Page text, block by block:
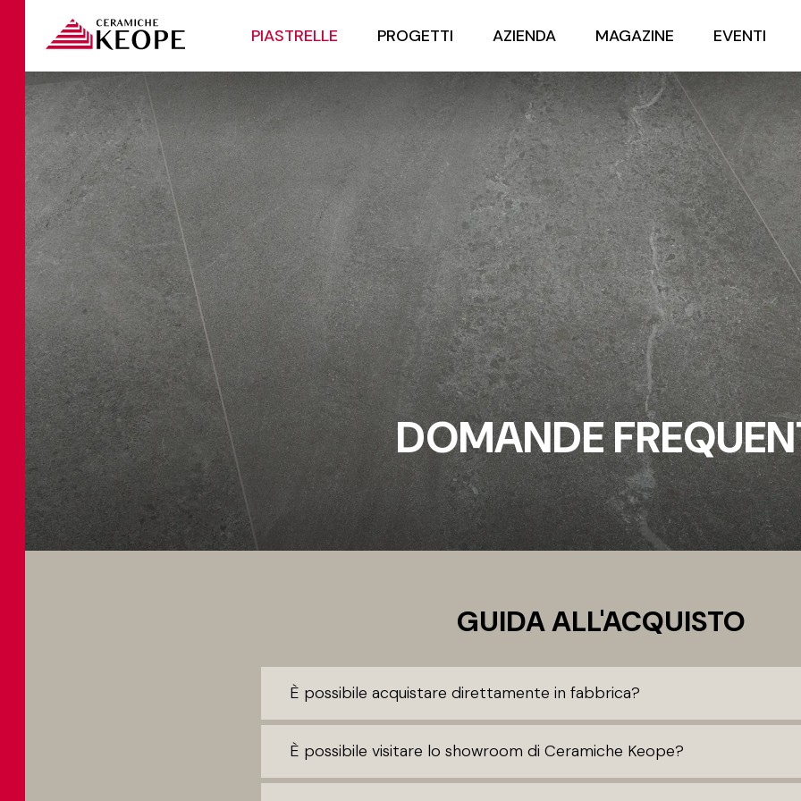
PIASTRELLE PROGETTI AZIENDA MAGAZINE EVENTI
DOMANDE
GUIDA ALL'ACQUISTO
È possibile acquistare direttamente in fabbrica?
È possibile visitare lo showroom di Ceramiche Keope?